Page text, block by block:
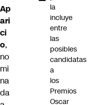
Ap
ari
ci
o,
no
mi
na
da
la
incluye
entre
las
posibles
candidatas
a
los
Premios
Oscar